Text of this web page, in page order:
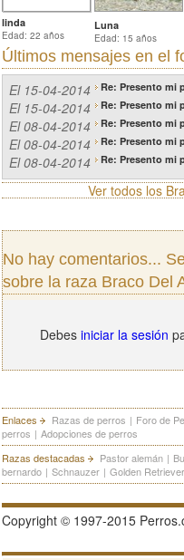
linda
Edad: 22 años
Luna
Edad: 15 años
Últimos mensajes en el
El 15-04-2014
Re: Presento mi
El 15-04-2014 Re: Presento mi
El 08-04-2014 Re: Presento mi
El 08-04-2014 Re: Presento mi
El 08-04-2014 Re: Presento mi
Ver todos los
No hay comentarios...
sobre la raza Braco Del
Debes iniciar la sesión
Enlaces Razas de perros | Foro de
perros | Adopciones de perros
Razas destacadas
Pastor alemán |
bernardo | Schnauzer | Golden Retriever
Copyright © 1997-2015